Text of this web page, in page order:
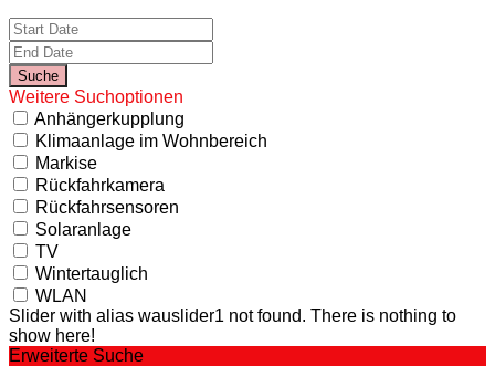
Weitere Suchoptionen
Anhängerkupplung
Klimaanlage im Wohnbereich
Markise
Rückfahrkamera
Rückfahrsensoren
Solaranlage
TV
Wintertauglich
WLAN
Slider with alias wauslider1 not found. There is nothing to
show here!
Erweiterte Suche